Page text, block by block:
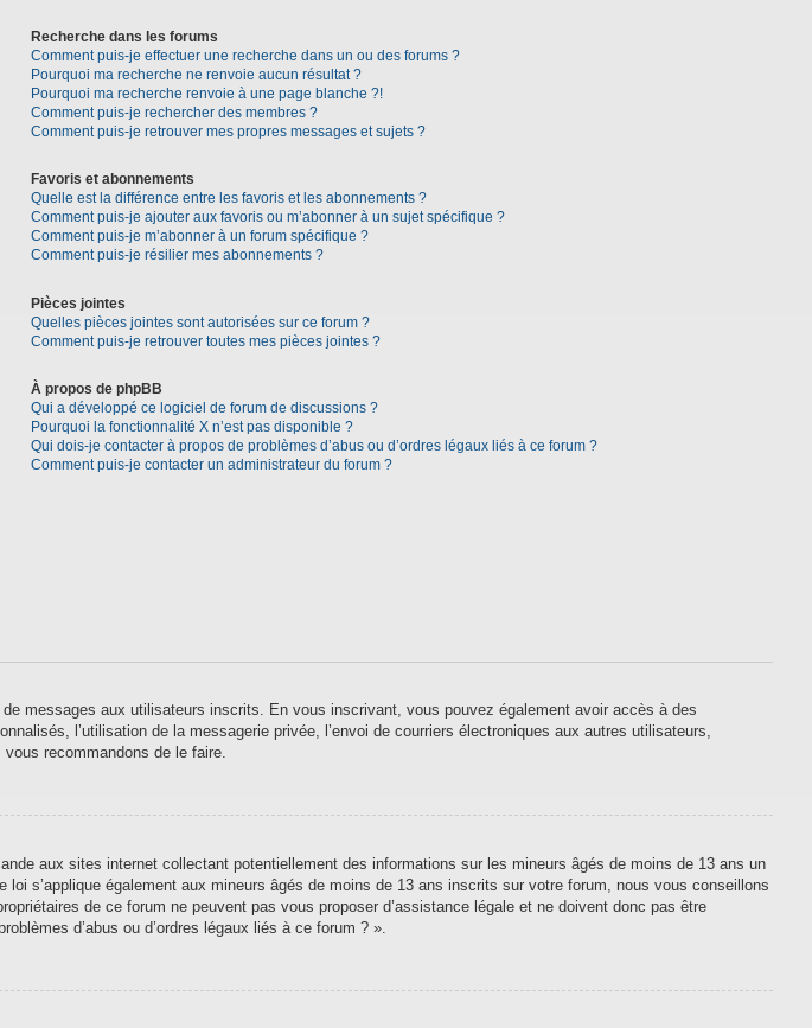
Recherche dans les forums
Comment puis-je effectuer une recherche dans un ou des forums ?
Pourquoi ma recherche ne renvoie aucun résultat ?
Pourquoi ma recherche renvoie à une page blanche ?!
Comment puis-je rechercher des membres ?
Comment puis-je retrouver mes propres messages et sujets ?
Favoris et abonnements
Quelle est la différence entre les favoris et les abonnements ?
Comment puis-je ajouter aux favoris ou m’abonner à un sujet spécifique ?
Comment puis-je m’abonner à un forum spécifique ?
Comment puis-je résilier mes abonnements ?
Pièces jointes
Quelles pièces jointes sont autorisées sur ce forum ?
Comment puis-je retrouver toutes mes pièces jointes ?
À propos de phpBB
Qui a développé ce logiciel de forum de discussions ?
Pourquoi la fonctionnalité X n’est pas disponible ?
Qui dois-je contacter à propos de problèmes d’abus ou d’ordres légaux liés à ce forum ?
Comment puis-je contacter un administrateur du forum ?
messages aux utilisateurs inscrits. En vous inscrivant, vous pouvez également avoir accès à des
l’utilisation de la messagerie privée, l’envoi de courriers électroniques aux autres utilisateurs,
vous recommandons de le faire.
aux sites internet collectant potentiellement des informations sur les mineurs âgés de moins de 13 ans un
s’applique également aux mineurs âgés de moins de 13 ans inscrits sur votre forum, nous vous conseillons
de ce forum ne peuvent pas vous proposer d’assistance légale et ne doivent donc pas être
d’abus ou d’ordres légaux liés à ce forum ? ».